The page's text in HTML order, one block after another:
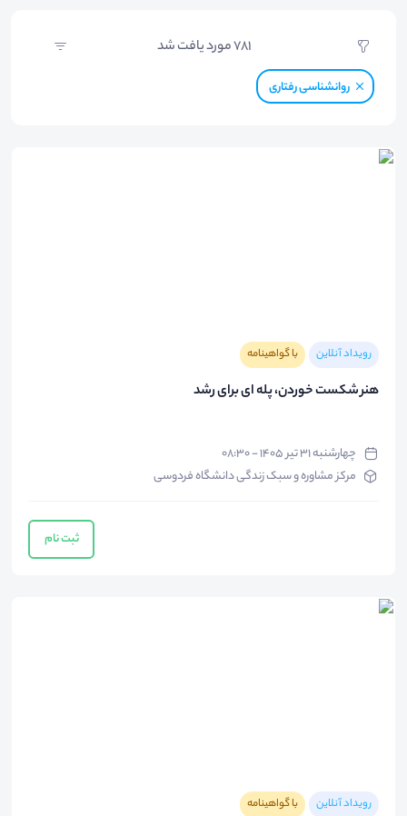
781مورد یافت شد
روانشناسی رفتاری
رویداد آنلاین با گواهینامه
هنر شکست خوردن، پله ای برای رشد
چهارشنبه ۳۱ تیر ۱۴۰۵ - ۰۸:۳۰
مرکز مشاوره و سبک زندگی دانشگاه فردوسی
ثبت نام
رویداد آنلاین با گواهینامه